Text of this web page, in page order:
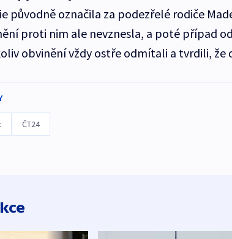
původně označila za podezřelé rodiče
proti nim ale nevznesla, a poté případ
obvinění vždy ostře odmítali a tvrdili, že
ČT24